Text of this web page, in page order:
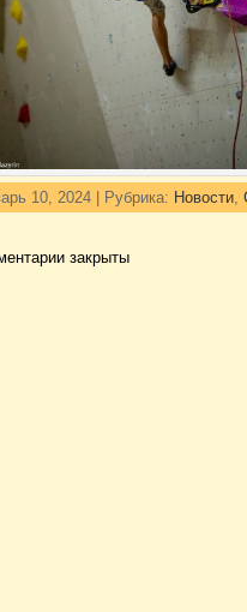
10, 2024 | Рубрика: Новости
закрыты